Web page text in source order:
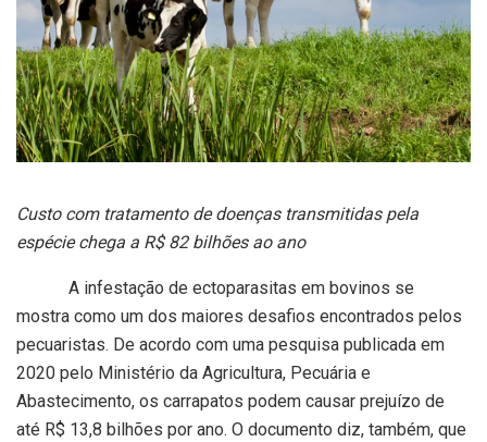
Custo com tratamento de doenças transmitidas pela
espécie chega a R$ 82 bilhões ao ano
A infestação de ectoparasitas em bovinos se
mostra como um dos maiores desafios encontrados pelos
pecuaristas. De acordo com uma pesquisa publicada em
2020 pelo Ministério da Agricultura, Pecuária e
Abastecimento, os carrapatos podem causar prejuízo de
até R$ 13,8 bilhões por ano. O documento diz, também, que